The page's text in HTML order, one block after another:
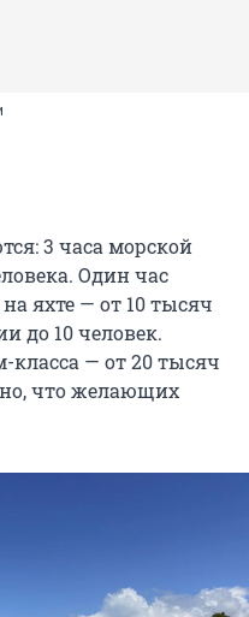
3 часа морской
Один час
яхте — от 10 тысяч
до 10 человек.
класса — от 20 тысяч
что желающих